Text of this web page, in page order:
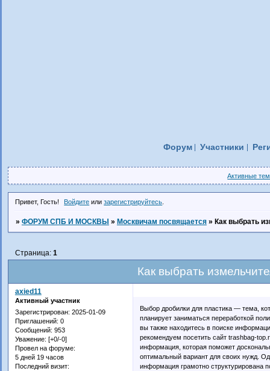
Форум Участники
Активные
Привет, Гость! Войдите илизарегистрируйтесь
» ФОРУМ СПБ И МОСКВЫ » Москвичам посвящается » Как выбрать
Как выбрать
Страница: 1
axied11
Активный участник
Зарегистрирован: 2025-01-09
Приглашений: 0
Сообщений: 953
Уважение: [+0/-0]
Провел на форуме:
5 дней 19 часов
Последний визит:
Выбор дробилки для пластика — тема,
планирует заниматься переработкой
вы также находитесь в поиске
рекомендуем посетить сайт trashbag-
информация, которая поможет
оптимальный вариант для своих нужд.
информация грамотно структурирована